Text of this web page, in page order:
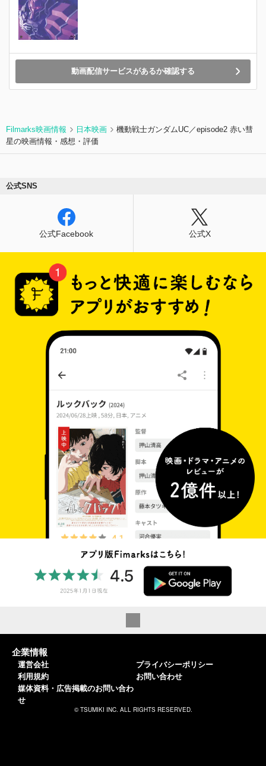
動画配信サービスがあるか確認する
Filmarks映画情報 日本映画
機動戦士ガンダムUC／episode2 赤い彗
星の映画情報・感想・評価
公式SNS
公式Facebook 公式X
企業情報
運営会社
利用規約
媒体資料・広告掲載のお問い合わ
せ
プライバシーポリシー
お問い合わせ
© TSUMIKI INC. ALL RIGHTS RESERVED.